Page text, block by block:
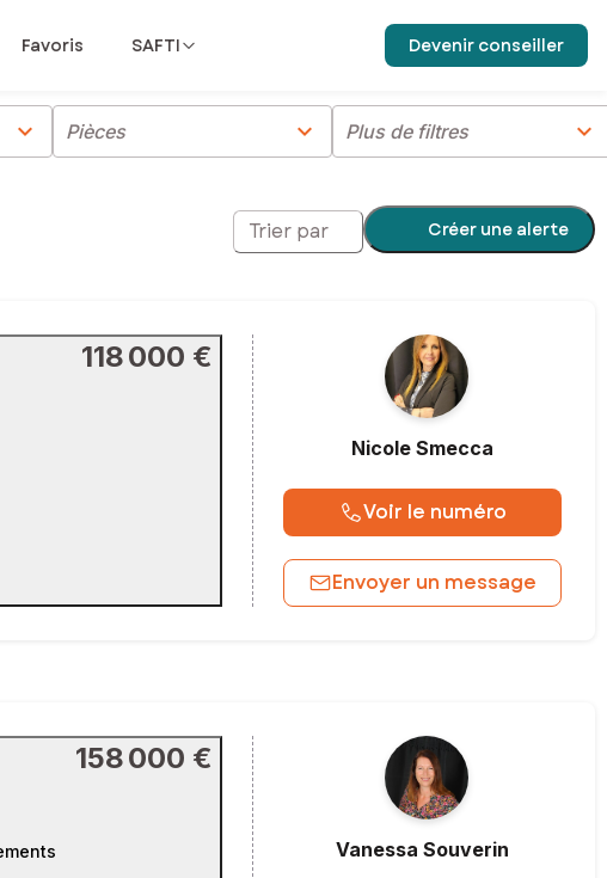
Favoris SAFTI Devenir conseiller
chevron_right Pièces chevron_right Plus de filtres chevron_right
Trier par Créer une alerte
118 000 €
Nicole Smecca
Voir le numéro
Envoyer un message
158 000 €
Vanessa Souverin